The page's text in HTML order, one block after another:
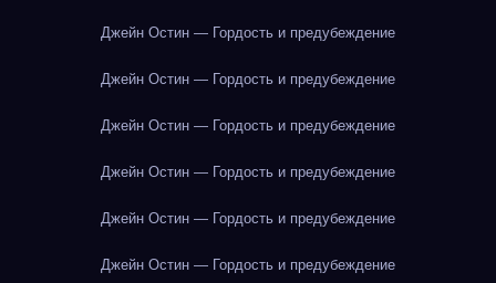
Джейн Остин — Гордость и предубеждение
Джейн Остин — Гордость и предубеждение
Джейн Остин — Гордость и предубеждение
Джейн Остин — Гордость и предубеждение
Джейн Остин — Гордость и предубеждение
Джейн Остин — Гордость и предубеждение